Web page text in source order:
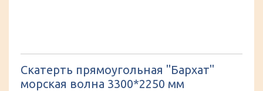
Скатерть прямоугольная "Бархат"
морская волна 3300*2250 мм